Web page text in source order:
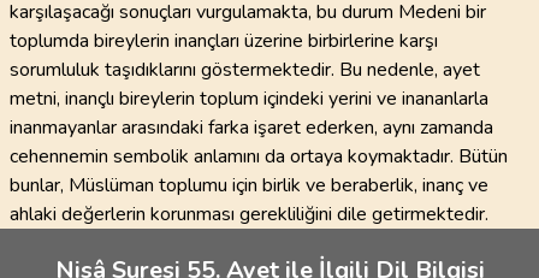
karşılaşacağı sonuçları vurgulamakta, bu durum Medeni bir
toplumda bireylerin inançları üzerine birbirlerine karşı
sorumluluk taşıdıklarını göstermektedir. Bu nedenle, ayet
metni, inançlı bireylerin toplum içindeki yerini ve inananlarla
inanmayanlar arasındaki farka işaret ederken, aynı zamanda
cehennemin sembolik anlamını da ortaya koymaktadır. Bütün
bunlar, Müslüman toplumu için birlik ve beraberlik, inanç ve
ahlaki değerlerin korunması gerekliliğini dile getirmektedir.
Nisâ Suresi 55. Ayet ile İlgili Dil Bilgisi